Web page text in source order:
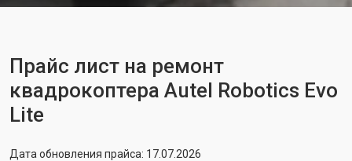
Прайс лист на ремонт
квадрокоптера Autel Robotics Evo
Lite
Дата обновления прайса: 17.07.2026